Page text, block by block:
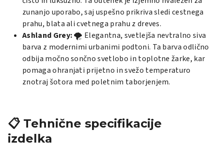
zunanjo uporabo, saj uspešno prikriva sledi cestnega
prahu, blata ali cvetnega prahu z dreves.
Ashland Grey:🌪️ Elegantna, svetlejša nevtralno siva
barva z modernimi urbanimi podtoni. Ta barva odlično
odbija močno sončno svetlobo in toplotne žarke, kar
pomaga ohranjati prijetno in svežo temperaturo
znotraj šotora med poletnim taborjenjem.
📋 Tehnične specifikacije
izdelka